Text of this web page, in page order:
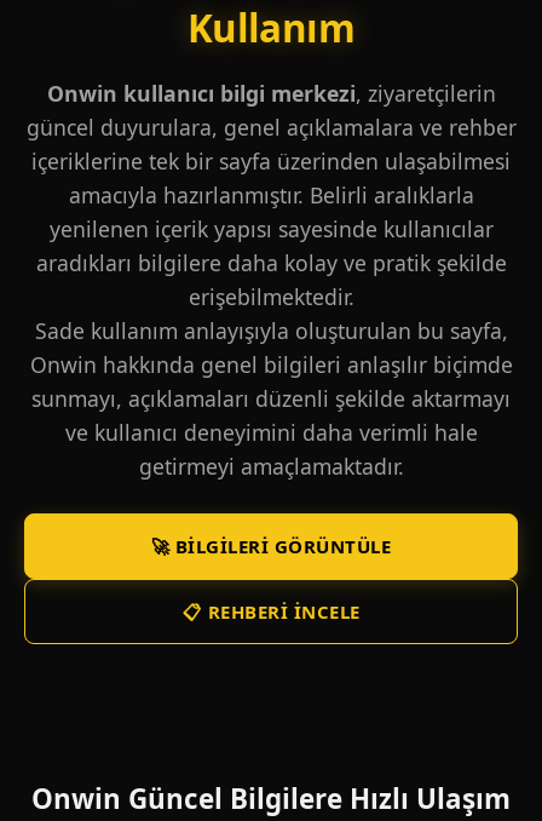
Kullanım
Onwin kullanıcı bilgi merkezi, ziyaretçilerin
güncel duyurulara, genel açıklamalara ve rehber
içeriklerine tek bir sayfa üzerinden ulaşabilmesi
amacıyla hazırlanmıştır. Belirli aralıklarla
yenilenen içerik yapısı sayesinde kullanıcılar
aradıkları bilgilere daha kolay ve pratik şekilde
erişebilmektedir.
Sade kullanım anlayışıyla oluşturulan bu sayfa,
Onwin hakkında genel bilgileri anlaşılır biçimde
sunmayı, açıklamaları düzenli şekilde aktarmayı
ve kullanıcı deneyimini daha verimli hale
getirmeyi amaçlamaktadır.
🚀 BILGILERI GÖRÜNTÜLE
📋 REHBERI İNCELE
Onwin Güncel Bilgilere Hızlı Ulaşım